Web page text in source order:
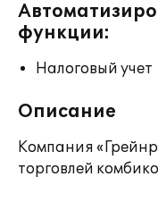
функции:
Налоговый учет
Описание
Компания
торговлей